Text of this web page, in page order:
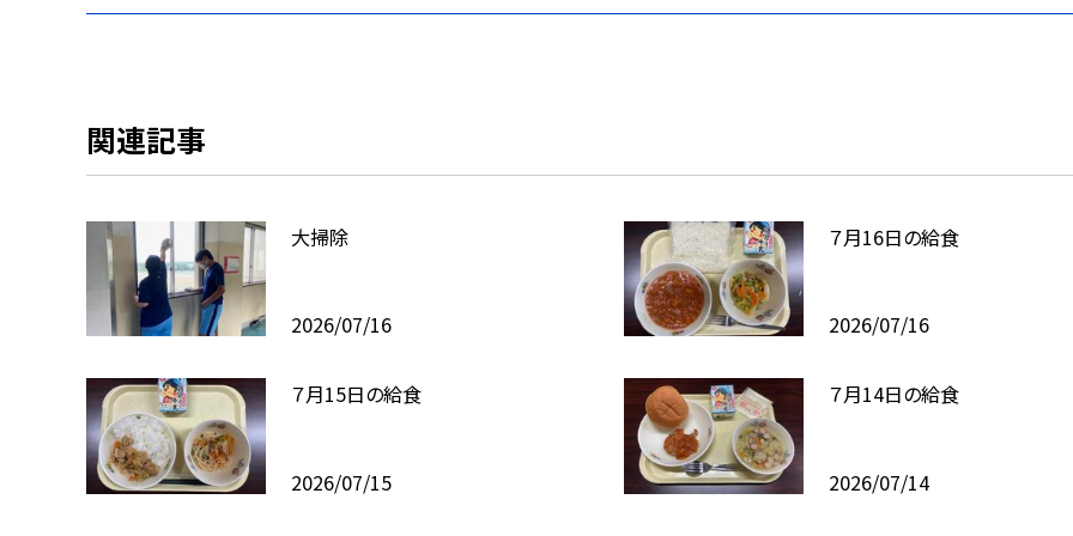
関連記事
大掃除
2026/07/16
７月16日の給食
2026/07/16
７月15日の給食
2026/07/15
７月14日の給食
2026/07/14